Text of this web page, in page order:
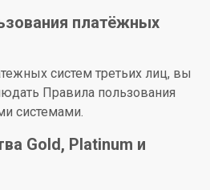
платёжных
систем третьих лиц, вы
Правила пользования
системами.
Gold, Platinum и